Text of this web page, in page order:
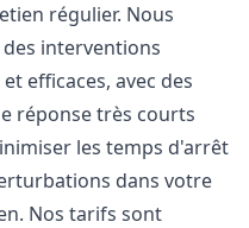
régulier. Nous
interventions
efficaces, avec des
réponse très courts
les temps d'arrêt
dans votre
Nos tarifs sont